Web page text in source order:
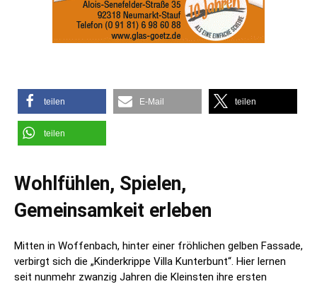
teilen E-Mail teilen
teilen
Wohlfühlen, Spielen,
Gemeinsamkeit erleben
Mitten in Woffenbach, hinter einer fröhlichen gelben Fassade,
verbirgt sich die „Kinderkrippe Villa Kunterbunt“. Hier lernen
seit nunmehr zwanzig Jahren die Kleinsten ihre ersten